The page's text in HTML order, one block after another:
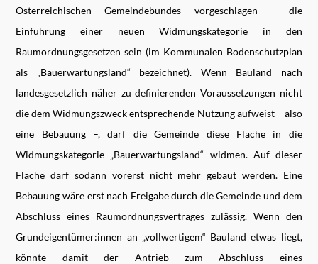
Österreichischen Gemeindebundes vorgeschlagen – die
Einführung einer neuen Widmungskategorie in den
Raumordnungsgesetzen sein (im Kommunalen Bodenschutzplan
als „Bauerwartungsland“ bezeichnet). Wenn Bauland nach
landesgesetzlich näher zu definierenden Voraussetzungen nicht
die dem Widmungszweck entsprechende Nutzung aufweist – also
eine Bebauung –, darf die Gemeinde diese Fläche in die
Widmungskategorie „Bauerwartungsland“ widmen. Auf dieser
Fläche darf sodann vorerst nicht mehr gebaut werden. Eine
Bebauung wäre erst nach Freigabe durch die Gemeinde und dem
Abschluss eines Raumordnungsvertrages zulässig. Wenn den
Grundeigentümer:innen an „vollwertigem“ Bauland etwas liegt,
könnte damit der Antrieb zum Abschluss eines